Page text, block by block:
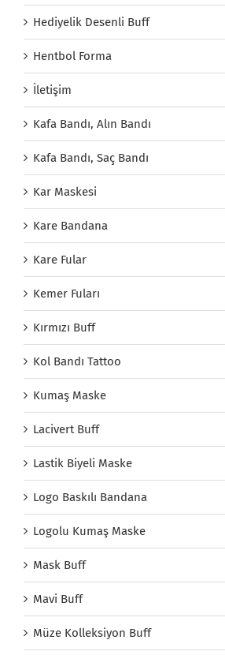
Hediyelik Desenli Buff
Hentbol Forma
İletişim
Kafa Bandı, Alın Bandı
Kafa Bandı, Saç Bandı
Kar Maskesi
Kare Bandana
Kare Fular
Kemer Fuları
Kırmızı Buff
Kol Bandı Tattoo
Kumaş Maske
Lacivert Buff
Lastik Biyeli Maske
Logo Baskılı Bandana
Logolu Kumaş Maske
Mask Buff
Mavi Buff
Müze Kolleksiyon Buff